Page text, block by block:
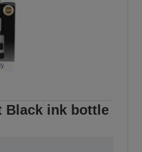
Black ink bottle